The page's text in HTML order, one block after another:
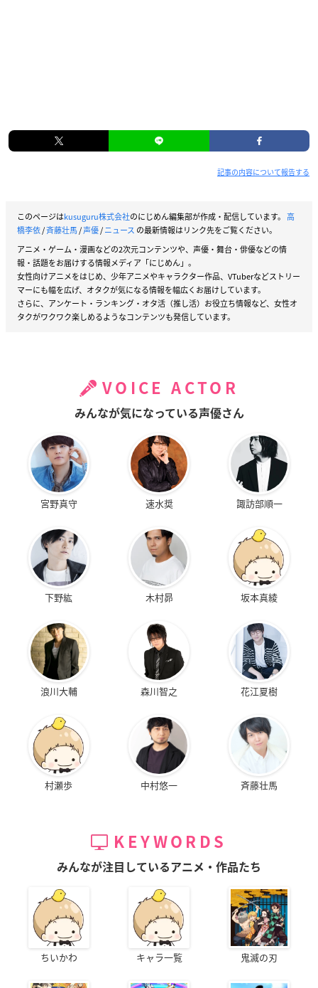
記事の内容について報告する
このページはkusuguru株式会社のにじめん編集部が作成・配信しています。 高
橋李依/斉藤壮馬/声優/ニュース の最新情報はリンク先をご覧ください。
アニメ・ゲーム・漫画などの2次元コンテンツや、声優・舞台・俳優などの情
報・話題をお届けする情報メディア「にじめん」。
女性向けアニメをはじめ、少年アニメやキャラクター作品、VTuberなどストリー
マーにも幅を広げ、オタクが気になる情報を幅広くお届けしています。
さらに、アンケート・ランキング・オタ活（推し活）お役立ち情報など、女性オ
タクがワクワク楽しめるようなコンテンツも発信しています。
VOICE ACTOR
みんなが気になっている声優さん
宮野真守 速水奨 諏訪部順一
下野紘 木村昴 坂本真綾
浪川大輔 森川智之 花江夏樹
村瀬歩 中村悠一 斉藤壮馬
KEYWORDS
みんなが注目しているアニメ・作品たち
ちいかわ キャラ一覧 鬼滅の刃